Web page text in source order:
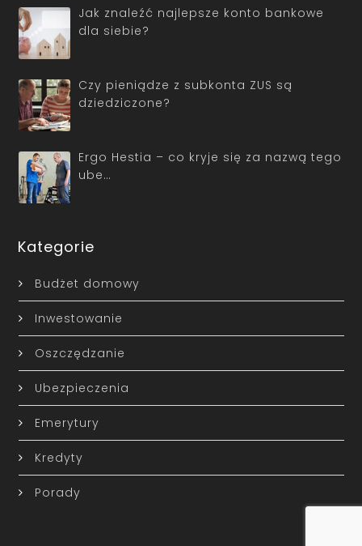
Jak znaleźć najlepsze konto bankowe
dla siebie?
Czy pieniądze z subkonta ZUS są
dziedziczone?
Ergo Hestia – co kryje się za nazwą tego
ube…
Kategorie
Budżet domowy
Inwestowanie
Oszczędzanie
Ubezpieczenia
Emerytury
Kredyty
Porady